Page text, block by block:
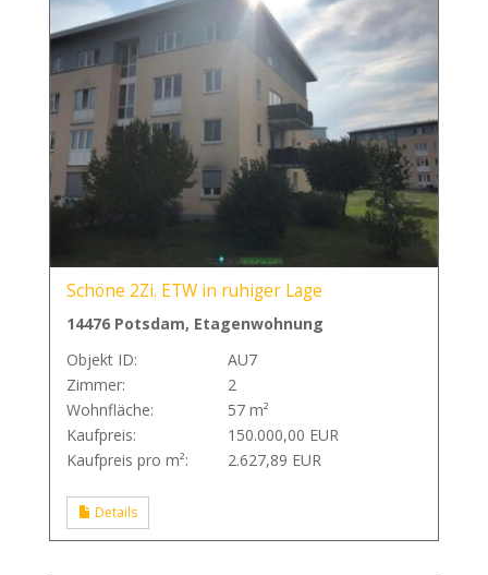
Schöne 2Zi. ETW in ruhiger Lage
14476 Potsdam, Etagenwohnung
Objekt ID:
AU7
Zimmer:
2
Wohnfläche:
57 m²
Kaufpreis:
150.000,00 EUR
Kaufpreis pro m²:
2.627,89 EUR
Details